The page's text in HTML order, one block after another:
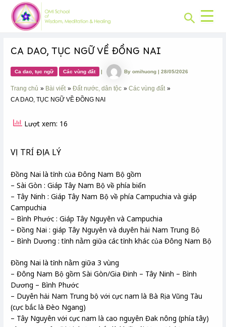
content
Search
CA DAO, TỤC NGỮ VỀ ĐỒNG NAI
Ca dao, tục ngữ Các vùng đất | Byomihuong|28/05/2026
Trang chủ Bài viết Đất nước, dân tộc
Các vùng đất
CA DAO, TỤC NGỮ VỀ ĐỒNG NAI
Lượt xem: 16
VỊ TRÍ ĐỊA LÝ
Đồng Nai là tỉnh của Đông Nam Bộ gồm
– Sài Gòn : Giáp Tây Nam Bộ về phía biển
– Tây Ninh : Giáp Tây Nam Bộ về phía Campuchia và giáp
Campuchia
– Bình Phước : Giáp Tây Nguyên và Campuchia
– Đồng Nai : giáp Tây Nguyên và duyên hải Nam Trung Bộ
– Bình Dương : tỉnh nằm giữa các tỉnh khác của Đông Nam Bộ
Đồng Nai là tỉnh nằm giữa 3 vùng
– Đông Nam Bộ gồm Sài Gòn/Gia Đinh – Tây Ninh – Bình
Dương – Bình Phước
– Duyên hải Nam Trung bộ với cực nam là Bà Rịa Vũng Tàu
(cực bắc là Đèo Ngang)
– Tây Nguyên với cực nam là cao nguyên Đak nông (phía tây)
Post
navigation
CHUYÊN
MỤC: